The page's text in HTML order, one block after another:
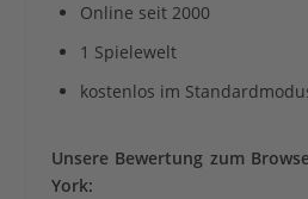
Online seit 2000
1 Spielewelt
kostenlos im
Unsere Bewertung zum
York: